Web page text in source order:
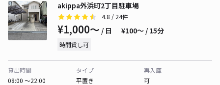
akippa外浜町2丁目駐車場
4.8 / 24件
¥1,000〜 / 日 ¥100〜 / 15分
時間貸し可
貸出時間
08:00 〜22:00
タイプ
平置き
再入庫
可